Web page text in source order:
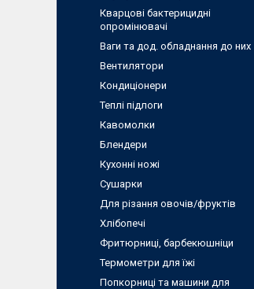
Кварцові бактерицидні
опромінювачі
Ваги та дод. обладнання до них
Вентилятори
Кондиціонери
Теплі підлоги
Кавомолки
Блендери
Кухонні ножі
Сушарки
Для різання овочів/фруктів
Хлібопечі
Фритюрниці, барбекюшнiци
Термометри для їжі
Попкорниці та машини для